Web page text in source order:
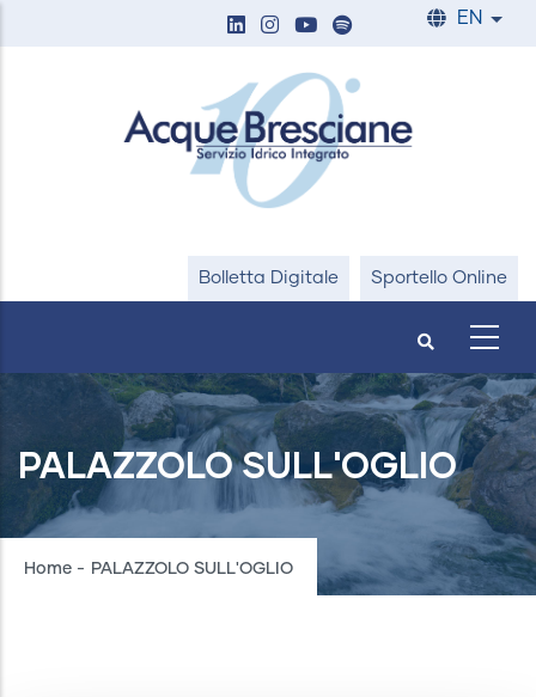
EN List
Bolletta Digitale Sportello Online
PALAZZOLO SULL'OGLIO
Breadcrumb
Home - PALAZZOLO SULL'OGLIO